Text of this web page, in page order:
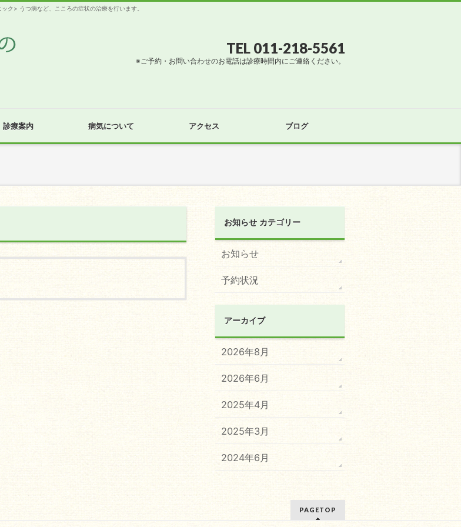
ク> うつ病など、こころの症状の治療を行います。
TEL 011-218-5561
※ご予約・お問い合わせのお電話は診療時間内にご連絡ください。
診療案内 病気について アクセス ブログ
お知らせ カテゴリー
お知らせ
予約状況
アーカイブ
2026年8月
2026年6月
2025年4月
2025年3月
2024年6月
PAGETOP